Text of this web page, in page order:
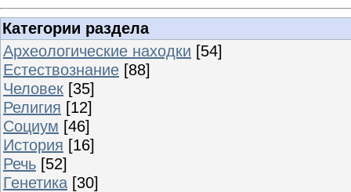
Категории раздела
Археологические находки [54]
Естествознание [88]
Человек [35]
Религия [12]
Социум [46]
История [16]
Речь [52]
Генетика [30]